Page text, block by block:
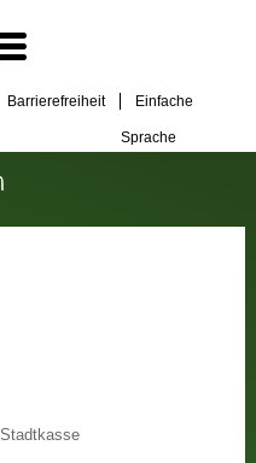
Barrierefreiheit Einfache
Sprache